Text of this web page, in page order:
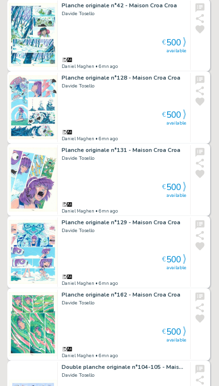
Planche originale n°42 - Maison Croa Croa
Davide Tosello
Daniel Maghen • 6mn ago
available
€500
Planche originale n°128 - Maison Croa Croa
Davide Tosello
Daniel Maghen • 6mn ago
available
€500
Planche originale n°131 - Maison Croa Croa
Davide Tosello
Daniel Maghen • 6mn ago
available
€500
Planche originale n°129 - Maison Croa Croa
Davide Tosello
Daniel Maghen • 6mn ago
available
€500
Planche originale n°162 - Maison Croa Croa
Davide Tosello
Daniel Maghen • 6mn ago
available
€500
Double planche originale n°104-105 - Maison Croa Croa
Davide Tosello